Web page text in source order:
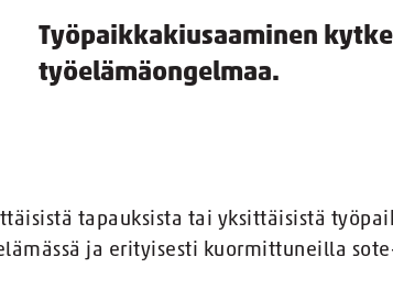
Työpaikkakiusaaminen
työelämäongelmaa.
tapauksista tai yksittäisistä
ja erityisesti kuormittuneilla